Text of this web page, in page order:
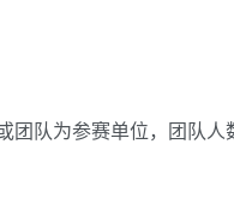
团队为参赛单位，团队人